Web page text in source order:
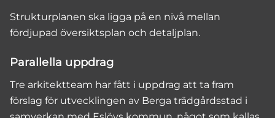
Strukturplanen ska ligga på en nivå mellan
fördjupad översiktsplan och detaljplan.
Parallella uppdrag
Tre arkitektteam har fått i uppdrag att ta fram
förslag för utvecklingen av Berga trädgårdsstad i